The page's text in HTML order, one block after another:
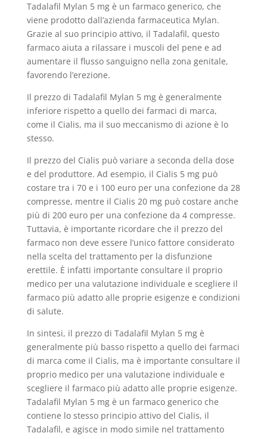
Tadalafil Mylan 5 mg è un farmaco generico, che
viene prodotto dall’azienda farmaceutica Mylan.
Grazie al suo principio attivo, il Tadalafil, questo
farmaco aiuta a rilassare i muscoli del pene e ad
aumentare il flusso sanguigno nella zona genitale,
favorendo l’erezione.
Il prezzo di Tadalafil Mylan 5 mg è generalmente
inferiore rispetto a quello dei farmaci di marca,
come il Cialis, ma il suo meccanismo di azione è lo
stesso.
Il prezzo del Cialis può variare a seconda della dose
e del produttore. Ad esempio, il Cialis 5 mg può
costare tra i 70 e i 100 euro per una confezione da 28
compresse, mentre il Cialis 20 mg può costare anche
più di 200 euro per una confezione da 4 compresse.
Tuttavia, è importante ricordare che il prezzo del
farmaco non deve essere l’unico fattore considerato
nella scelta del trattamento per la disfunzione
erettile. È infatti importante consultare il proprio
medico per una valutazione individuale e scegliere il
farmaco più adatto alle proprie esigenze e condizioni
di salute.
In sintesi, il prezzo di Tadalafil Mylan 5 mg è
generalmente più basso rispetto a quello dei farmaci
di marca come il Cialis, ma è importante consultare il
proprio medico per una valutazione individuale e
scegliere il farmaco più adatto alle proprie esigenze.
Tadalafil Mylan 5 mg è un farmaco generico che
contiene lo stesso principio attivo del Cialis, il
Tadalafil, e agisce in modo simile nel trattamento